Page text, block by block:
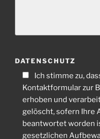
DATENSCHUTZ
Ich stimme zu,
Kontaktformular zur
erhoben und
gelöscht, sofern Ihre
beantwortet worden
gesetzlichen